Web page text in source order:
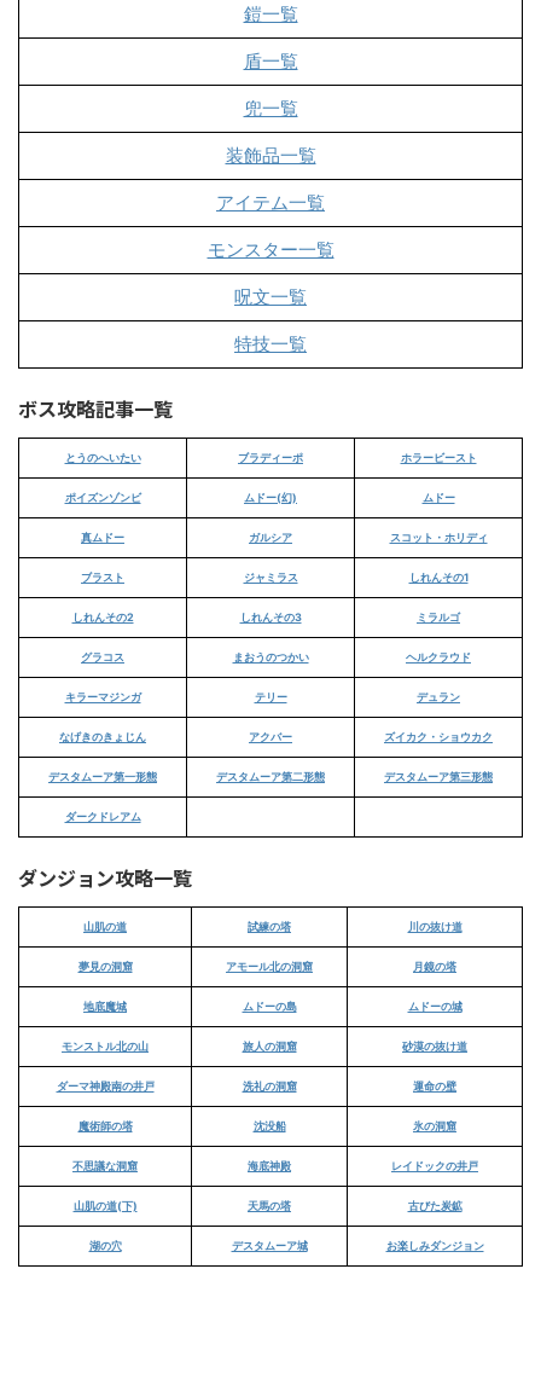
鎧一覧
盾一覧
兜一覧
装飾品一覧
アイテム一覧
モンスター一覧
呪文一覧
特技一覧
ボス攻略記事一覧
とうのへいたい ブラディーポ ホラービースト
ポイズンゾンビ ムドー(幻) ムドー
真ムドー ガルシア スコット・ホリディ
ブラスト ジャミラス しれんその1
しれんその2 しれんその3 ミラルゴ
グラコス まおうのつかい ヘルクラウド
キラーマジンガ テリー デュラン
なげきのきょじん アクバー ズイカク・ショウカク
デスタムーア第一形態 デスタムーア第二形態 デスタムーア第三形態
ダークドレアム
ダンジョン攻略一覧
山肌の道 試練の塔 川の抜け道
夢見の洞窟 アモール北の洞窟 月鏡の塔
地底魔城 ムドーの島 ムドーの城
モンストル北の山 旅人の洞窟 砂漠の抜け道
ダーマ神殿南の井戸 洗礼の洞窟 運命の壁
魔術師の塔 沈没船 氷の洞窟
不思議な洞窟 海底神殿 レイドックの井戸
山肌の道(下) 天馬の塔 古びた炭鉱
湖の穴 デスタムーア城 お楽しみダンジョン